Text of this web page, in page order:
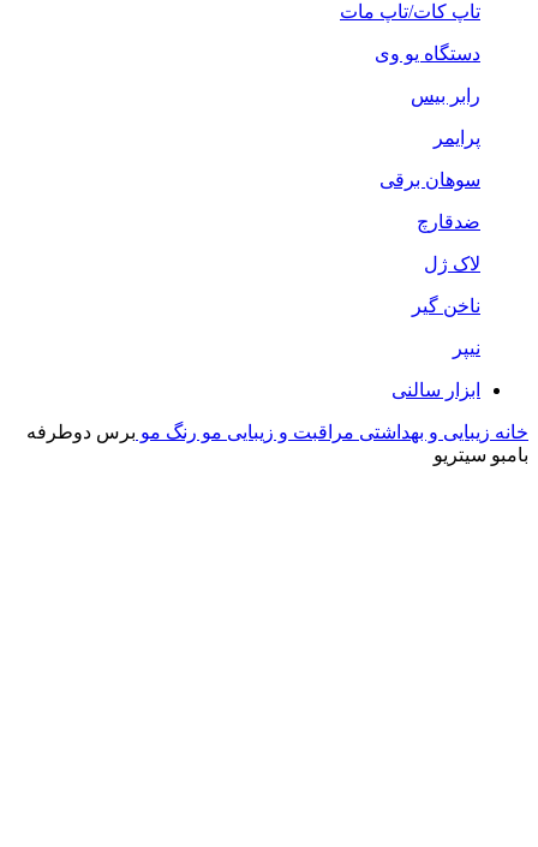
تاپ کات/تاپ مات
دستگاه یو وی
رابر بیس
پرایمر
سوهان برقی
ضدقارچ
لاک ژل
ناخن گیر
نیپر
ابزار سالنی
خانه زیبایی و بهداشتی مراقبت و زیبایی مو رنگ مو برس دوطرفه
بامبو سیتریو